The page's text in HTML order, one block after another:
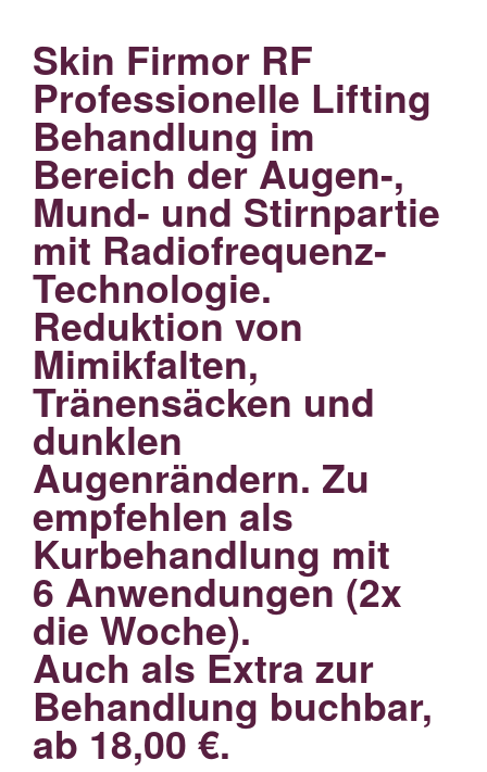
Skin Firmor RF
Professionelle Lifting
Behandlung im
Bereich der Augen-,
Mund- und Stirnpartie
mit Radiofrequenz-
Technologie.
Reduktion von
Mimikfalten,
Tränensäcken und
dunklen
Augenrändern. Zu
empfehlen als
Kurbehandlung mit
6 Anwendungen (2x
die Woche).
Auch als Extra zur
Behandlung buchbar,
ab 18,00 €.